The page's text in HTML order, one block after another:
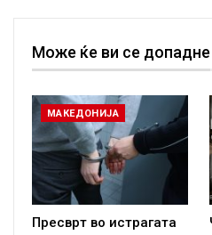
Може ќе ви се допадне
МАКЕДОНИЈА
Пресврт во истрагата